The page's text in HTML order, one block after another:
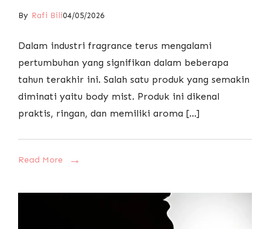
By Rafi Bili04/05/2026
Dalam industri fragrance terus mengalami
pertumbuhan yang signifikan dalam beberapa
tahun terakhir ini. Salah satu produk yang semakin
diminati yaitu body mist. Produk ini dikenal
praktis, ringan, dan memiliki aroma […]
Read More